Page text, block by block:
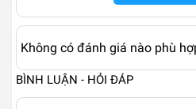
Không có đánh giá nào phù
BÌNH LUẬN - HỎI ĐÁP